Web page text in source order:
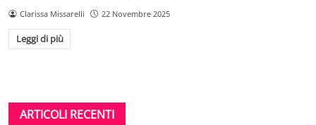
Clarissa Missarelli 22 Novembre 2025
Leggi di più
ARTICOLI RECENTI